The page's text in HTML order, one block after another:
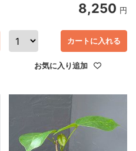
8,250 円
カートに入れる
お気に入り追加